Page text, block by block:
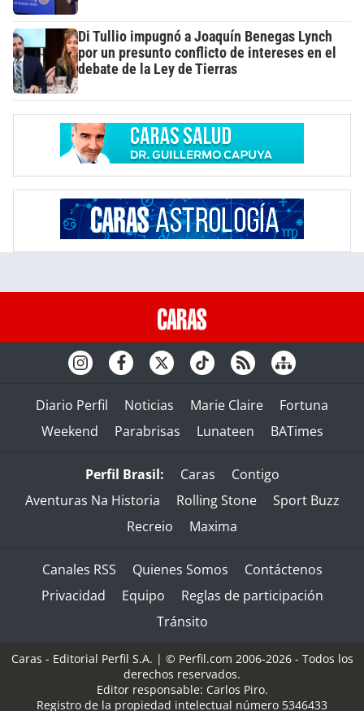
Di Tullio impugnó a Joaquín Benegas Lynch
por un presunto conflicto de intereses en el
debate de la Ley de Tierras
Diario Perfil Noticias Marie Claire
Fortuna
Weekend
Parabrisas Lunateen BATimes
Perfil Brasil: Caras
Contigo
Aventuras Na Historia
Rolling Stone
Sport Buzz
Recreio
Maxima
Canales RSS Quienes Somos
Contáctenos
Privacidad
Equipo
Reglas de participación
Tránsito
Caras - Editorial Perfil S.A. | © Perfil.com 2006-2026 - Todos los
derechos reservados.
Editor responsable: Carlos Piro.
Registro de la propiedad intelectual número 5346433